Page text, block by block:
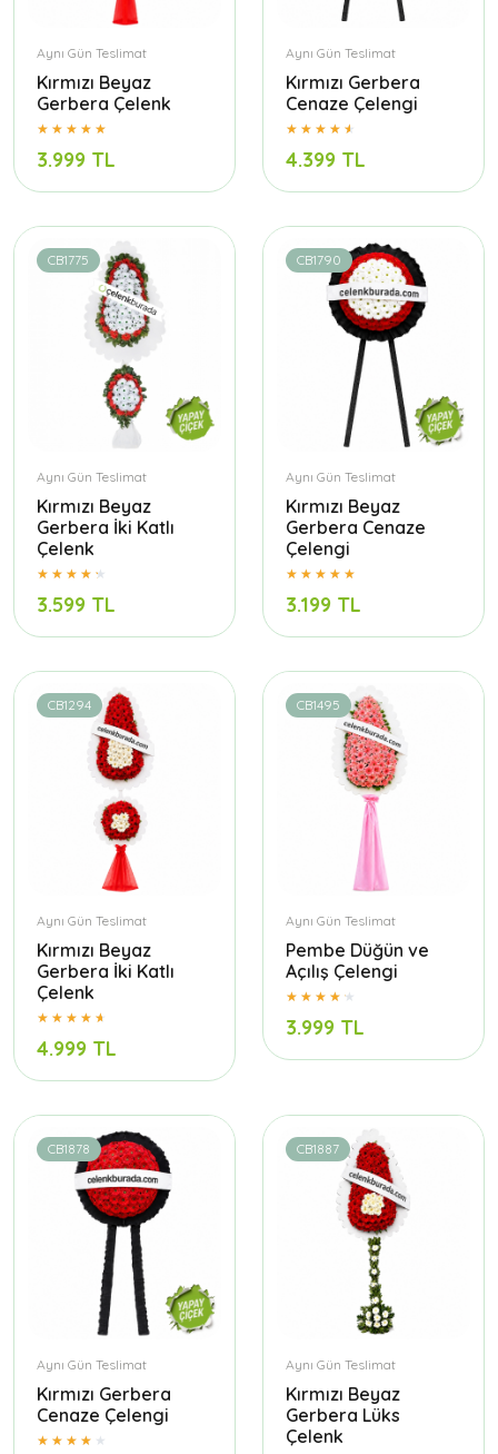
Aynı Gün Teslimat
Kırmızı Beyaz
Gerbera Çelenk
3.999 TL
Aynı Gün Teslimat
Kırmızı Gerbera
Cenaze Çelengi
4.399 TL
CB1775
Aynı Gün Teslimat
Kırmızı Beyaz
Gerbera İki Katlı
Çelenk
3.599 TL
CB1790
Aynı Gün Teslimat
Kırmızı Beyaz
Gerbera Cenaze
Çelengi
3.199 TL
CB1294
Aynı Gün Teslimat
Kırmızı Beyaz
Gerbera İki Katlı
Çelenk
4.999 TL
CB1495
Aynı Gün Teslimat
Pembe Düğün ve
Açılış Çelengi
3.999 TL
CB1878
Aynı Gün Teslimat
Kırmızı Gerbera
Cenaze Çelengi
CB1887
Aynı Gün Teslimat
Kırmızı Beyaz
Gerbera Lüks
Çelenk